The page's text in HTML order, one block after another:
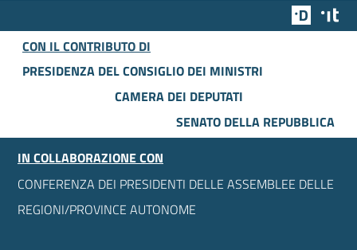
Team
CON IL CONTRIBUTO DI
PRESIDENZA DEL CONSIGLIO DEI MINISTRI
CAMERA DEI DEPUTATI
SENATO DELLA REPUBBLICA
IN COLLABORAZIONE CON
CONFERENZA DEI PRESIDENTI DELLE ASSEMBLEE DELLE
REGIONI/PROVINCE AUTONOME